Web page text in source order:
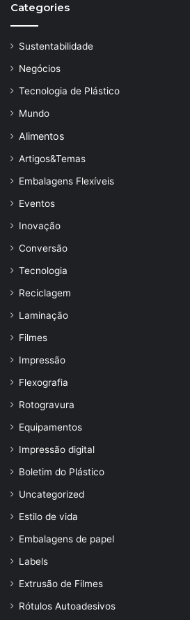
Categories
Sustentabilidade
Negócios
Tecnologia de Plástico
Mundo
Alimentos
Artigos&Temas
Embalagens Flexíveis
Eventos
Inovação
Conversão
Tecnologia
Reciclagem
Laminação
Filmes
Impressão
Flexografia
Rotogravura
Equipamentos
Impressão digital
Boletim do Plástico
Uncategorized
Estilo de vida
Embalagens de papel
Labels
Extrusão de Filmes
Rótulos Autoadesivos